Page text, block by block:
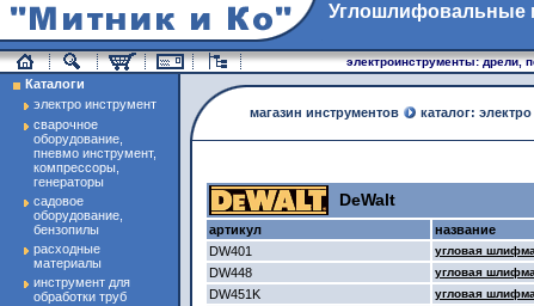
Углошлифовальные
электроинструменты: дрели,
магазин инструменты
магазин инструментов каталог:
DeWalt
артикул название
DW401
угловая
DW448
угловая
DW451K
угловая
Каталоги
электро инструмент
сварочное
оборудование,
пневмо инструмент,
компрессоры,
генераторы
садовое
оборудование,
бензопилы
расходные
материалы
инструмент для
обработки труб